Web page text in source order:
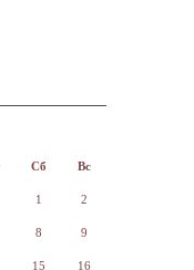
Сб Вс
1 2
8 9
15 16